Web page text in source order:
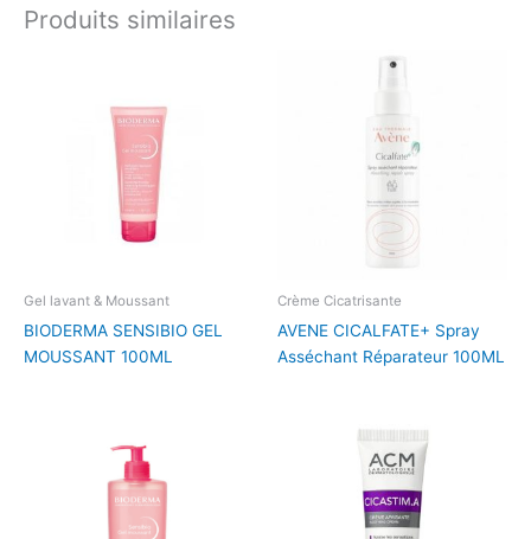
Produits similaires
Gel lavant & Moussant
BIODERMA SENSIBIO GEL
MOUSSANT 100ML
Crème Cicatrisante
AVENE CICALFATE+ Spray
Asséchant Réparateur 100ML